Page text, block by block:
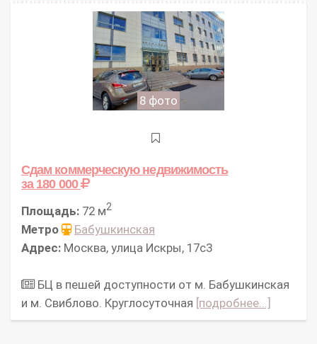
8 фото
Сдам коммерческую недвижимость
за 180 000
Площадь: 72 м2
Метро
Бабушкинская
Адрес: Москва, улица Искры, 17с3
БЦ в пешей доступности от м. Бабушкинская
и м. Свиблово. Круглосуточная [подробнее...]